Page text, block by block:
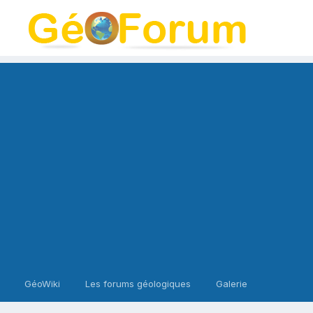
GéoWiki Les forums géologiques Galerie